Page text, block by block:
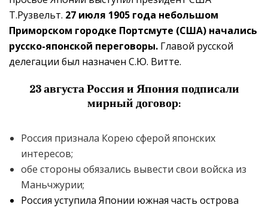
Т.Рузвельт. 27 июля 1905 года небольшом
Приморском городке Портсмуте (США) начались
русско-японской переговоры. Главой русской
делегации был назначен С.Ю. Витте.
23 августа Россия и Япония подписали
мирный договор:
Россия признала Корею сферой японских
интересов;
обе стороны обязались вывести свои войска из
Маньчжурии;
Россия уступила Японии южная часть острова